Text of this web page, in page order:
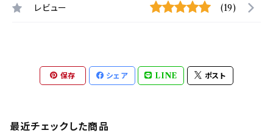
レビュー (19)
保存 シェア LINE ポスト
最近チェックした商品